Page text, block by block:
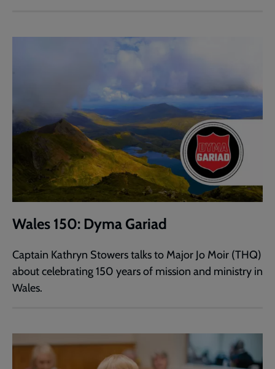
Wales 150: Dyma Gariad
Captain Kathryn Stowers talks to Major Jo Moir (THQ)
about celebrating 150 years of mission and ministry in
Wales.